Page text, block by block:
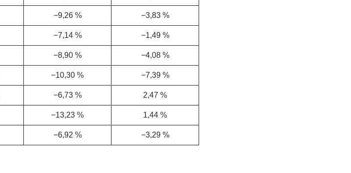
−9,26 % −3,83 %
−7,14 % −1,49 %
−8,90 % −4,08 %
−10,30 % −7,39 %
−6,73 % 2,47 %
−13,23 % 1,44 %
−6,92 % −3,29 %